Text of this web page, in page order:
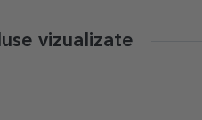
vizualizate